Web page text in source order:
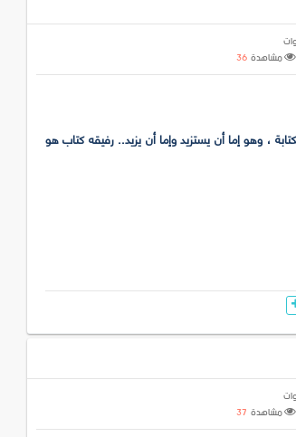
مشاهدة36
، وهو إما أن يستزيد وإما أن يزيد.. رفيقه كتاب هو
مشاهدة37